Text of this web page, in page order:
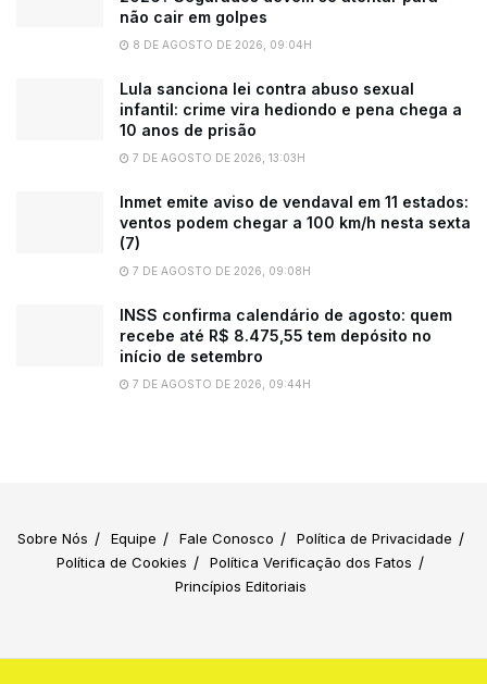
não cair em golpes
8 DE AGOSTO DE 2026, 09:04H
Lula sanciona lei contra abuso sexual
infantil: crime vira hediondo e pena chega a
10 anos de prisão
7 DE AGOSTO DE 2026, 13:03H
Inmet emite aviso de vendaval em 11 estados:
ventos podem chegar a 100 km/h nesta sexta
(7)
7 DE AGOSTO DE 2026, 09:08H
INSS confirma calendário de agosto: quem
recebe até R$ 8.475,55 tem depósito no
início de setembro
7 DE AGOSTO DE 2026, 09:44H
Sobre Nós Equipe Fale Conosco
Política de Privacidade
Política de Cookies
Política Verificação dos Fatos
Princípios Editoriais